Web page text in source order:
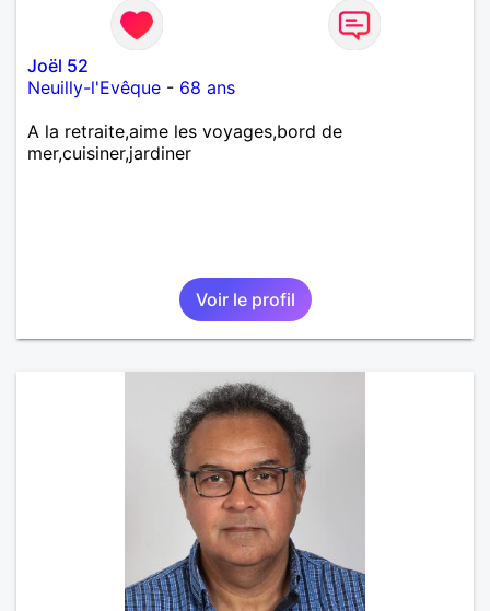
Joël 52
Neuilly-l'Evêque - 68 ans
A la retraite,aime les voyages,bord de
mer,cuisiner,jardiner
Voir le profil